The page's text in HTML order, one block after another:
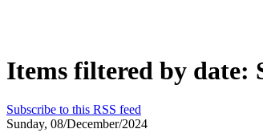
Items filtered by date:
Subscribe to this RSS feed
Sunday, 08/December/2024